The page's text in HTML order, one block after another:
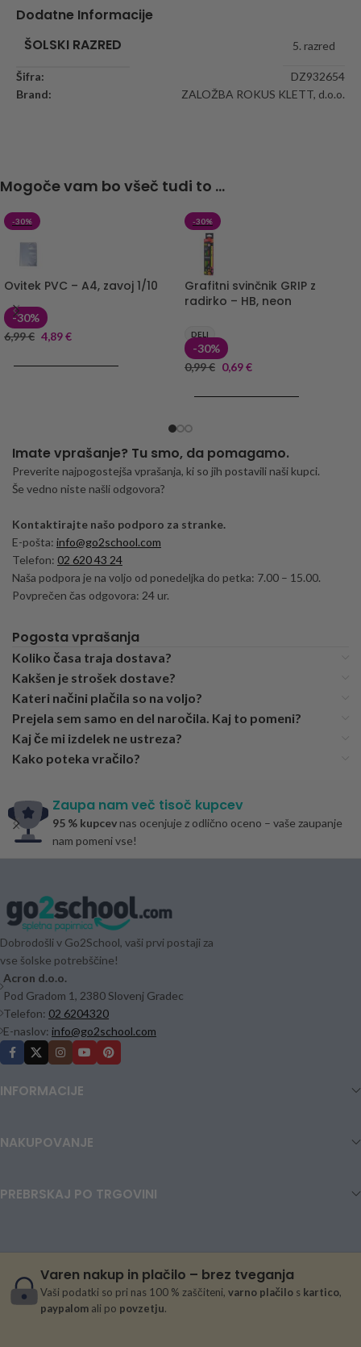
Dodatne Informacije
ŠOLSKI RAZRED
5. razred
Šifra:
DZ932654
Brand:
ZALOŽBA ROKUS KLETT, d.o.o.
Mogoče vam bo všeč tudi to ...
-30%
Ovitek PVC – A4, zavoj 1/10
-30%
6,99€ 4,89€
-30%
Grafitni svinčnik GRIP z
radirko – HB, neon
DELI
-30%
0,99€ 0,69€
Imate vprašanje? Tu smo, da pomagamo.
Preverite najpogostejša vprašanja, ki so jih postavili naši kupci.
Še vedno niste našli odgovora?
Kontaktirajte našo podporo za stranke.
E-pošta: info@go2school.com
Telefon: 02 620 43 24
Naša podpora je na voljo od ponedeljka do petka: 7.00 – 15.00.
Povprečen čas odgovora: 24 ur.
Pogosta vprašanja
Koliko časa traja dostava?
Kakšen je strošek dostave?
Kateri načini plačila so na voljo?
Prejela sem samo en del naročila. Kaj to pomeni?
Kaj če mi izdelek ne ustreza?
Kako poteka vračilo?
Zaupa nam več tisoč kupcev
95 % kupcev nas ocenjuje z odlično oceno – vaše zaupanje
nam pomeni vse!
Dobrodošli v Go2School, vaši prvi postaji za
vse šolske potrebščine!
Acron d.o.o.
Pod Gradom 1, 2380 Slovenj Gradec
Telefon: 02 6204320
E-naslov: info@go2school.com
INFORMACIJE
NAKUPOVANJE
PREBRSKAJ PO TRGOVINI
Varen nakup in plačilo – brez tveganja
Vaši podatki so pri nas 100 % zaščiteni, varno plačilo s kartico,
paypalom ali po povzetju.